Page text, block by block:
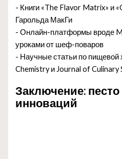
- Книги «The Flavor Matrix» и
Гарольда МакГи
- Онлайн-платформы вроде
уроками от шеф-поваров
- Научные статьи по пищевой
Chemistry и Journal of Culinary
Заключение: песто
инноваций